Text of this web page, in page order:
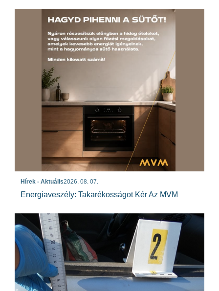
Hírek - Aktuális2026. 08. 07.
Energiaveszély: Takarékosságot Kér Az MVM